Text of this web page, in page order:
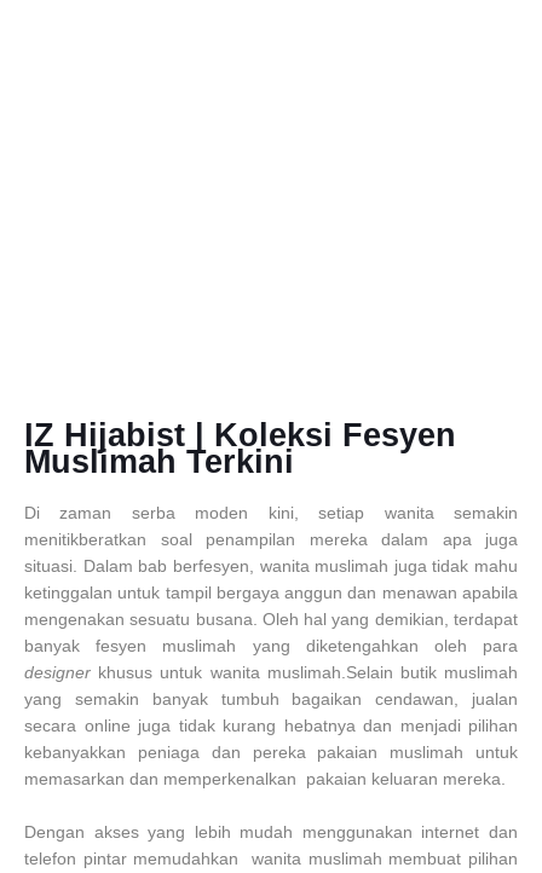
IZ Hijabist | Koleksi Fesyen
Muslimah Terkini
Di zaman serba moden kini, setiap wanita semakin
menitikberatkan soal penampilan mereka dalam apa juga
situasi. Dalam bab berfesyen, wanita muslimah juga tidak mahu
ketinggalan untuk tampil bergaya anggun dan menawan apabila
mengenakan sesuatu busana. Oleh hal yang demikian, terdapat
banyak fesyen muslimah yang diketengahkan oleh para
designer khusus untuk wanita muslimah.Selain butik muslimah
yang semakin banyak tumbuh bagaikan cendawan, jualan
secara online juga tidak kurang hebatnya dan menjadi pilihan
kebanyakkan peniaga dan pereka pakaian muslimah untuk
memasarkan dan memperkenalkan pakaian keluaran mereka.
Dengan akses yang lebih mudah menggunakan internet dan
telefon pintar memudahkan wanita muslimah membuat pilihan